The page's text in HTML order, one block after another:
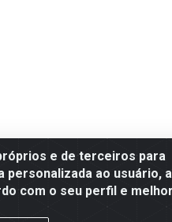
e de terceiros para
personalizada ao usuário,
com o seu perfil e